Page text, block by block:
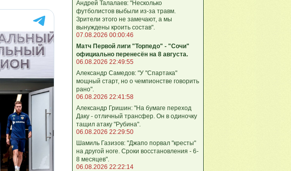
Андрей Талалаев: "Несколько
футболистов выбыли из-за травм.
Зрители этого не замечают, а мы
вынуждены кроить состав".
07.08.2026 00:00:46
Матч Первой лиги "Торпедо" - "Сочи"
официально перенесён на 8 августа.
06.08.2026 22:49:55
Александр Самедов: "У "Спартака"
мощный старт, но о чемпионстве говорить
рано".
06.08.2026 22:41:58
Александр Гришин: "На бумаге переход
Даку - отличный трансфер. Он в одиночку
тащил атаку "Рубина".
06.08.2026 22:29:50
Шамиль Газизов: "Джапо порвал "кресты"
на другой ноге. Сроки восстановления - 6-
8 месяцев".
06.08.2026 22:22:14